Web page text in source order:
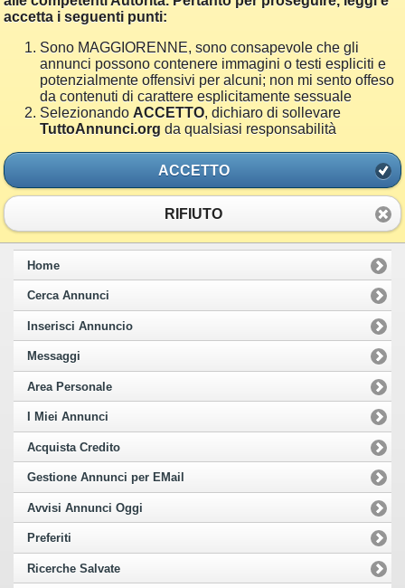
accetta i seguenti punti:
Sono MAGGIORENNE, sono consapevole che gli
annunci possono contenere immagini o testi espliciti e
potenzialmente offensivi per alcuni; non mi sento offeso
da contenuti di carattere esplicitamente sessuale
Selezionando ACCETTO, dichiaro di sollevare
TuttoAnnunci.org da qualsiasi responsabilità
ACCETTO
RIFIUTO
Home
Cerca Annunci
Inserisci Annuncio
Messaggi
Area Personale
I Miei Annunci
Acquista Credito
Gestione Annunci per EMail
Avvisi Annunci Oggi
Preferiti
Ricerche Salvate